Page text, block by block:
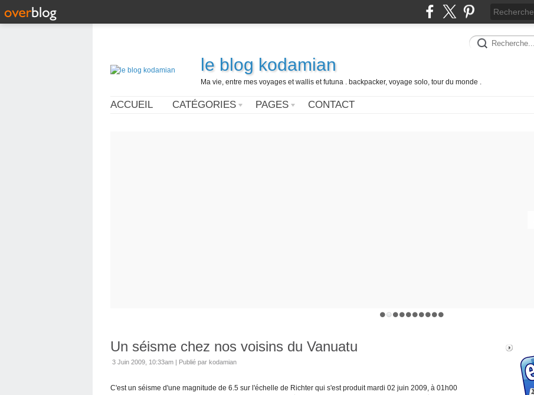
le blog kodamian
Ma vie, entre mes voyages et wallis et futuna . backpacker, voyage solo, tour du monde .
ACCUEIL CATÉGORIES PAGES CONTACT
Un séisme chez nos voisins du Vanuatu
3 Juin 2009, 10:33am | Publié par kodamian
C'est un séisme d'une magnitude de 6.5 sur l'échelle de Richter qui s'est produit mardi 02 juin 2009, à 01h00